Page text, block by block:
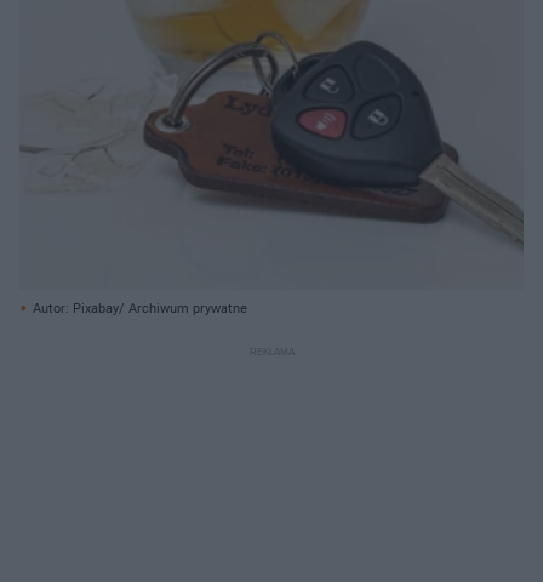
Autor: Pixabay/ Archiwum prywatne